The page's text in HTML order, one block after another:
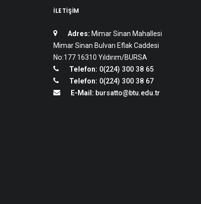
İLETIŞIM
Adres: Mimar Sinan Mahallesi
Mimar Sinan Bulvarı Eflak Caddesi
No:177 16310 Yıldırım/BURSA
Telefon: 0(224) 300 38 65
Telefon: 0(224) 300 38 67
E-Mail: bursatto@btu.edu.tr